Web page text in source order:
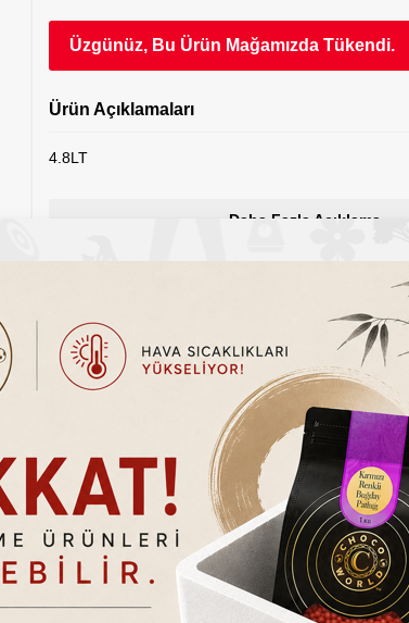
Üzgünüz, Bu Ürün Mağamızda Tükendi.
Ürün Açıklamaları
4.8LT
Daha Fazla Açıklama